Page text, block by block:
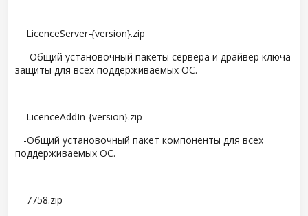
LicenceServer-{version}.zip
-Общий установочный пакеты сервера и драйвер ключа
защиты для всех поддерживаемых ОС.
LicenceAddIn-{version}.zip
-Общий установочный пакет компоненты для всех
поддерживаемых ОС.
7758.zip